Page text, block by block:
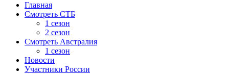
Главная
Смотреть СТБ
1 сезон
2 сезон
Смотреть Австралия
1 сезон
Новости
Участники России